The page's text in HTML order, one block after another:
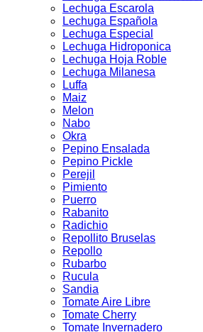
Lechuga Escarola
Lechuga Española
Lechuga Especial
Lechuga Hidroponica
Lechuga Hoja Roble
Lechuga Milanesa
Luffa
Maiz
Melon
Nabo
Okra
Pepino Ensalada
Pepino Pickle
Perejil
Pimiento
Puerro
Rabanito
Radichio
Repollito Bruselas
Repollo
Rubarbo
Rucula
Sandia
Tomate Aire Libre
Tomate Cherry
Tomate Invernadero